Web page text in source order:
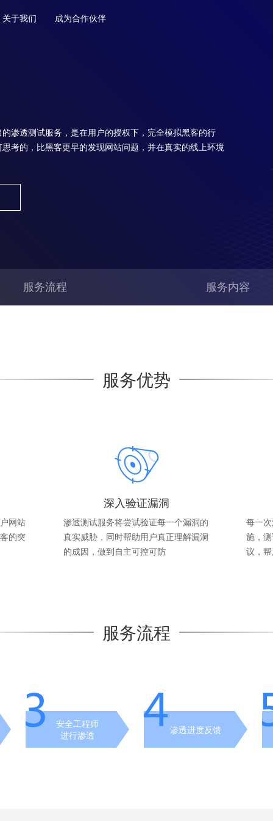
关于我们 成为合作伙伴
渗透测试服务，是在用户的授权下，完全模拟黑客的行
考的，比黑客更早的发现网站问题，并在真实的线上环境
服务流程 服务内容
服务优势
网站
的突
深入验证漏洞
渗透测试服务将尝试验证每一个漏洞的
真实威胁，同时帮助用户真正理解漏洞
的成因，做到自主可控可防
每一
施，
议，
服务流程